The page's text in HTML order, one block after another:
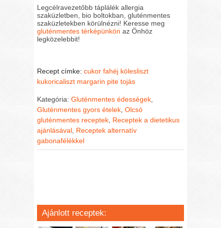
Legcélravezetőbb táplálék allergia
szaküzletben, bio boltokban, gluténmentes
szaküzletekben körülnézni! Keresse meg
gluténmentes térképünkön az Önhöz
legközelebbit!
Recept címke:cukor fahéj kölesliszt
kukoricaliszt margarin pite tojás
Kategória:Gluténmentes édességek
Gluténmentes gyors ételek ,Olcsó
gluténmentes receptek Receptek a dietetikus
ajánlásával Receptek alternatív
gabonafélékkel
Ajánlott receptek: